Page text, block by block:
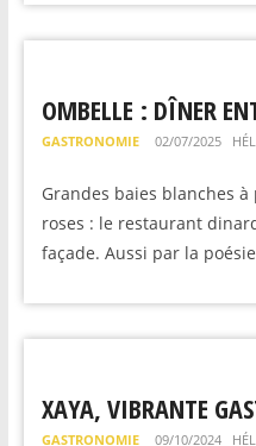
OMBELLE : DÎNER
GASTRONOMIE 02/07/2025
Grandes baies blanches
roses : le restaurant
façade. Aussi par la poésie
XAYA, VIBRANTE
GASTRONOMIE 09/10/2024